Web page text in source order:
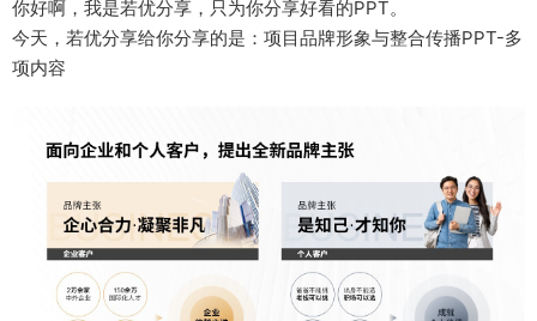
你好啊，我是若优分享，只为你分享好看的PPT。
今天，若优分享给你分享的是：项目品牌形象与整合传播PPT-多
项内容